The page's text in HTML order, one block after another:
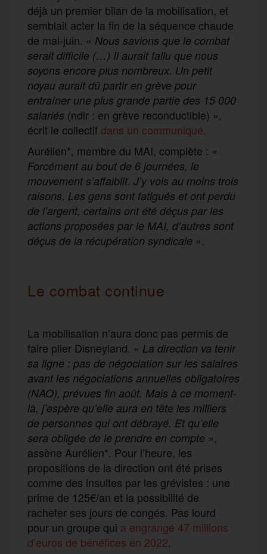
déjà un premier bilan de la mobilisation, et
semblait acter la fin de la séquence chaude
de mai-juin. « Nous savions que le combat
serait difficile (…) Il aurait fallu que nous
soyons encore plus nombreux. Un petit
noyau aurait dû partir en grève pour
entraîner une plus grande partie des 15 000
salariés (ndlr : en grève reconductible) »,
écrit le collectif dans un communiqué.
Aurélien*, membre du MAI, complète : «
Forcément au bout de 6 journées, le
mouvement s’affaiblit. J’y vois au moins trois
raisons. Les gens sont fatigués et ont perdu
de l’argent, certains ont été déçus par les
actions proposées par le MAI, d’autres sont
déçus de la récupération syndicale ».
Le combat continue
La mobilisation n’aura donc pas permis de
faire plier Disneyland. « La direction va tenir
sa ligne : pas de négociation sur les salaires
avant les négociations annuelles obligatoires
(NAO), prévues fin août. Mais à ce moment-
là, j’espère qu’elle aura en tête les milliers
de personnes qui ont débrayé. Et qu’elle
sera obligée de le prendre en compte »,
assène Aurélien*. Pour l’heure, les
propositions de la direction ont été prises
comme des insultes par les grévistes : une
prime de 125€/an et la possibilité de
racheter ses jours de congés. Pas lourd
pour un groupe qui a engrangé 47 millions
d’euros de bénéfices en 2022.